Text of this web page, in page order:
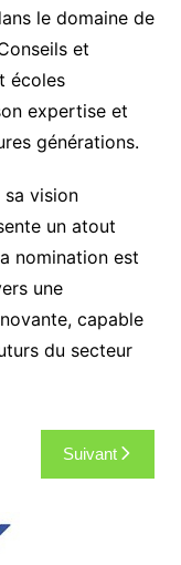
le domaine de
et
écoles
expertise et
générations.
vision
un atout
nomination est
une
capable
du secteur
Suivant